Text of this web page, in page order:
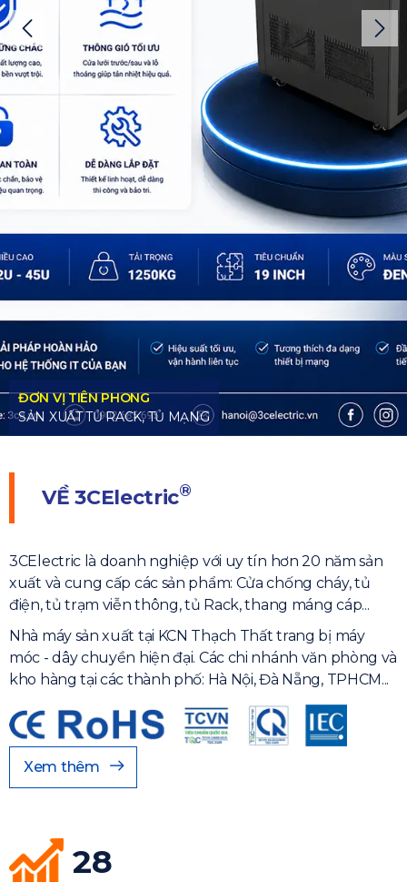
VỀ3CElectric®
3CElectric là doanh nghiệp với uy tín hơn 20 năm sản
xuất và cung cấp các sản phẩm: Cửa chống cháy, tủ
điện, tủ trạm viễn thông, tủ Rack, thang máng cáp...
Nhà máy sản xuất tại KCN Thạch Thất trang bị máy
móc - dây chuyền hiện đại. Các chi nhánh văn phòng và
kho hàng tại các thành phố: Hà Nội, Đà Nẵng, TPHCM...
Xem thêm
28